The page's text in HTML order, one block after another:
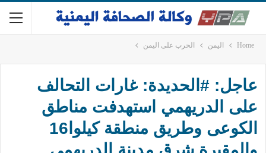
Home اليمن الحرب على اليمن
عاجل: #الحديدة: غارات التحالف
على الدريهمي استهدفت مناطق
الكوعى وطريق منطقة كيلوا16